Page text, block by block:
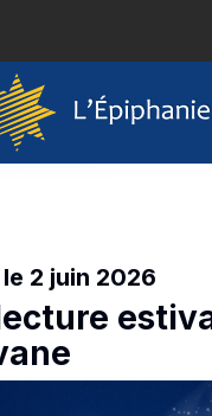
le 2 juin 2026